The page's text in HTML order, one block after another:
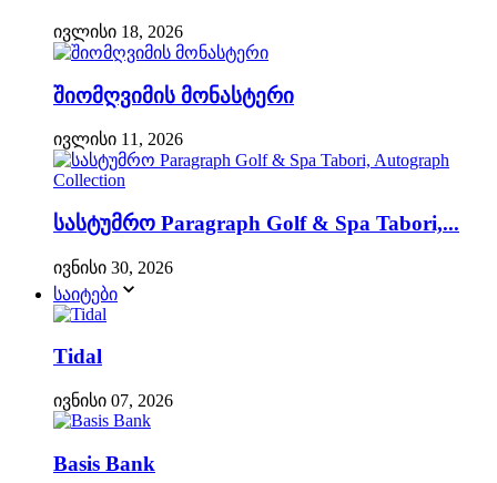
ივლისი 18, 2026
შიომღვიმის მონასტერი
ივლისი 11, 2026
სასტუმრო Paragraph Golf & Spa Tabori,...
ივნისი 30, 2026
საიტები
Tidal
ივნისი 07, 2026
Basis Bank